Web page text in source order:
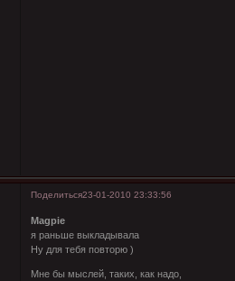
Поделиться23-01-2010 23:33:56
Magpie
я раньше выкладывала
Ну для тебя повторю )
Мне бы мыслей, таких, как надо,